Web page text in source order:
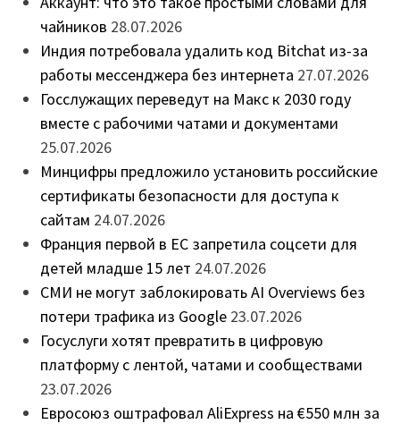
чайников 28.07.2026
Индия потребовала удалить код Bitchat из-за
работы мессенджера без интернета 27.07.2026
Госслужащих переведут на Макс к 2030 году
вместе с рабочими чатами и документами
25.07.2026
Минцифры предложило установить российские
сертификаты безопасности для доступа к
сайтам 24.07.2026
Франция первой в ЕС запретила соцсети для
детей младше 15 лет 24.07.2026
СМИ не могут заблокировать AI Overviews без
потери трафика из Google 23.07.2026
Госуслуги хотят превратить в цифровую
платформу с лентой, чатами и сообществами
23.07.2026
Евросоюз оштрафовал AliExpress на €550 млн за